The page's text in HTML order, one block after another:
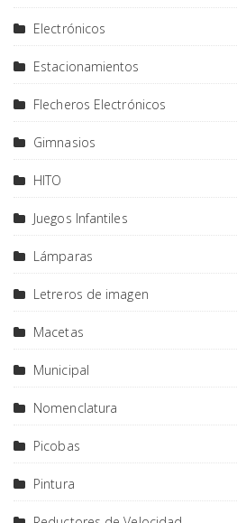
Electrónicos
Estacionamientos
Flecheros Electrónicos
Gimnasios
HITO
Juegos Infantiles
Lámparas
Letreros de imagen
Macetas
Municipal
Nomenclatura
Picobas
Pintura